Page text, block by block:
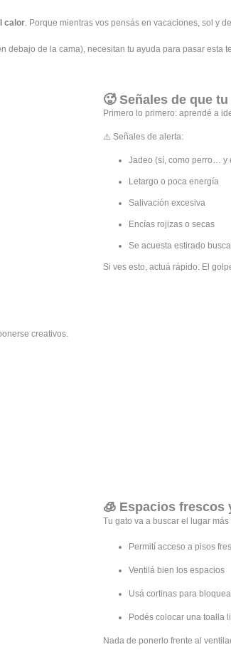
calor. Porque mientras vos pensás en vacaciones, sol y
debajo de la cama), necesitan tu ayuda para pasar esta
🥵 Señales de que
Primero lo primero: aprendé a
⚠️ Señales de alerta:
Jadeo (sí, como perro… y
Letargo o poca energía
Salivación excesiva
Encías rojizas o secas
Se acuesta estirado
Si ves esto, actuá rápido. El
creativos.
🧊 Espacios frescos
Tu gato va a buscar el lugar
Permití acceso a pisos
Ventilá bien los espacios
Usá cortinas para
Podés colocar una toalla
Nada de ponerlo frente al